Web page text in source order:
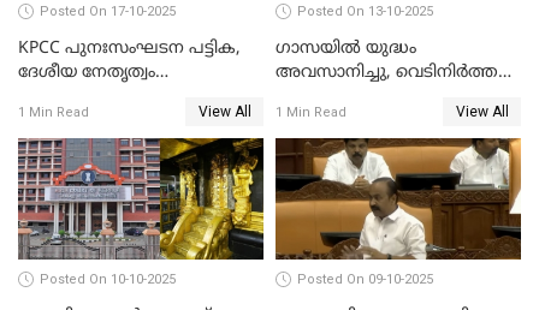
Posted On 17-10-2025
KPCC പുനഃസംഘടന പട്ടിക,
ദേശീയ നേതൃത്വം
ഡി സതീശന്‍ WATCH VIDEO
1 Min Read View All
Posted On 13-10-2025
ഗാസയില്‍ യുദ്ധം
അവസാനിച്ചു, വെടിനിര്‍ത്തല്‍
1 Min Read View All
Posted On 10-10-2025 Posted On 09-10-2025